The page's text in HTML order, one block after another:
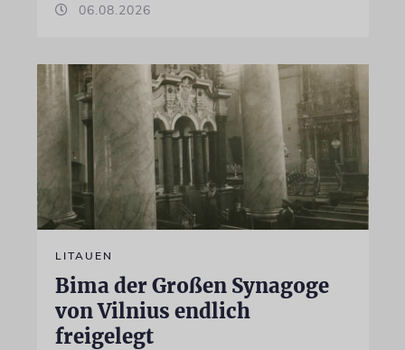
06.08.2026
LITAUEN
Bima der Großen Synagoge
von Vilnius endlich
freigelegt